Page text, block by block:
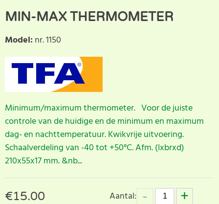
MIN-MAX THERMOMETER
Model: nr. 1150
Minimum/maximum thermometer. Voor de juiste
controle van de huidige en de minimum en maximum
dag- en nachttemperatuur. Kwikvrije uitvoering.
Schaalverdeling van -40 tot +50°C. Afm. (lxbrxd)
210x55x17 mm. &nb...
€15.00
Aantal: